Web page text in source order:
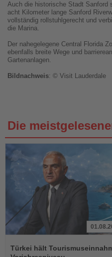
Auch die historische Stadt Sanford
acht Kilometer lange Sanford
vollständig rollstuhlgerecht und
die Marina.
Der nahegelegene Central Florida
ebenfalls breite Wege und
Gartenanlagen.
Bildnachweis: © Visit Lauderdale
Die
Sie
die
Türkei hält